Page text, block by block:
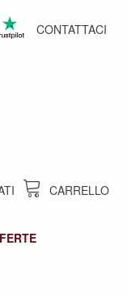
CONTATTACI
CARRELLO